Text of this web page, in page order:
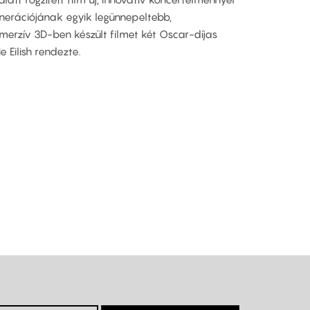
egyik legünnepeltebb,
3D-ben készült filmet két Oscar-díjas
Eilish rendezte.